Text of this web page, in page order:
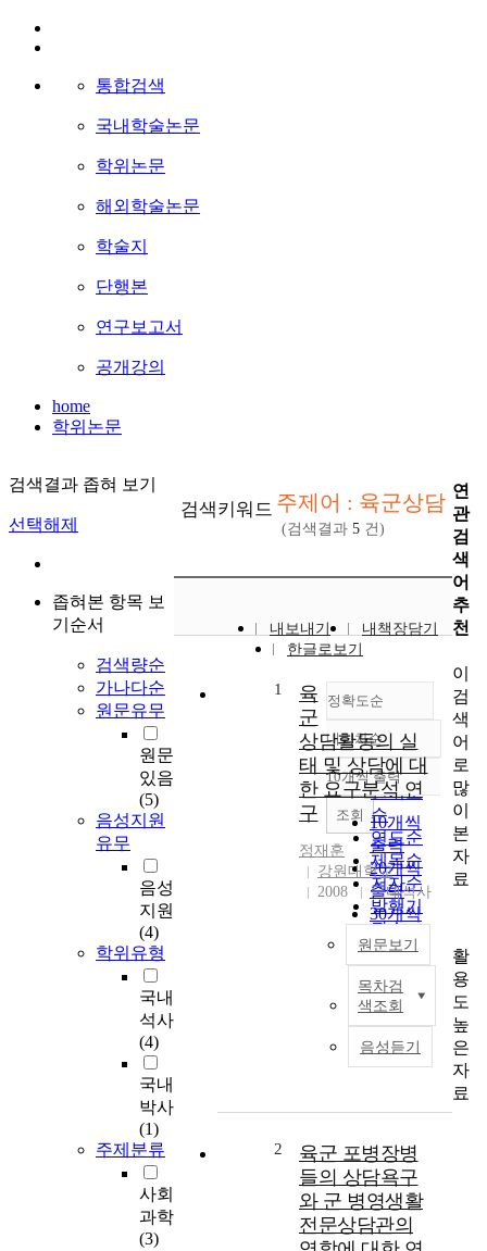
통합검색
국내학술논문
학위논문
해외학술논문
학술지
단행본
연구보고서
공개강의
home
학위논문
검색결과 좁혀 보기
선택해제
좁혀본 항목 보
기순서
검색량순
가나다순
원문유무
원문
있음
(5)
음성지원
유무
음성
지원
(4)
학위유형
국내
석사
(4)
국내
박사
(1)
주제분류
사회
과학
(3)
검색키워드 주제어 : 육군상담
(검색결과 5 건)
내보내기
내책장담기
한글로보기
정확도순
정확도
순
인기도
순
연도순
제목순
저자순
발행기
관순
내림차순
내림차순
10개씩 출력
10개씩
출력
20개씩
출력
30개씩
출력
50개씩
출력
100개씩
출력
조회
1
육
군
상담활동의 실
태 및 상담에 대
한 요구분석 연
구
정재훈
강원대학교
2008
국내석사
원문보기
목차검
색조회
음성듣기
2
육군 포병장병
들의 상담욕구
와 군 병영생활
전문상담관의
연
관
검
색
어
추
천
이
검
색
어
로
많
이
본
자
료
활
용
도
높
은
자
료